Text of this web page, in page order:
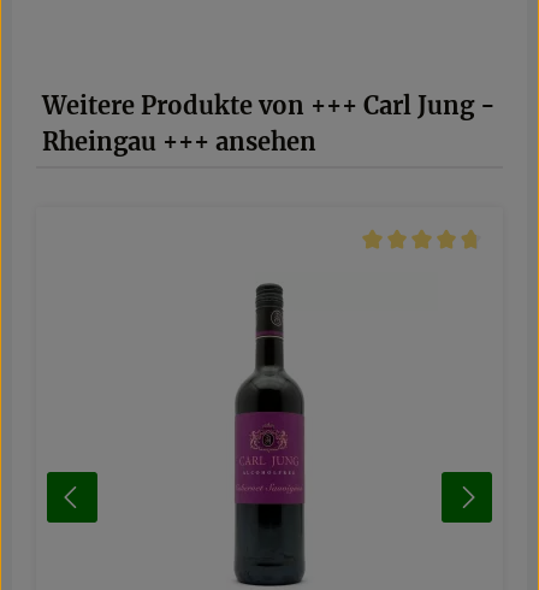
Produktgalerie überspringen
Weitere Produkte von +++ Carl Jung -
Rheingau +++ ansehen